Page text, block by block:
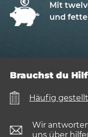
Mit
und
Brauchst du
Häufig
Wir
uns über